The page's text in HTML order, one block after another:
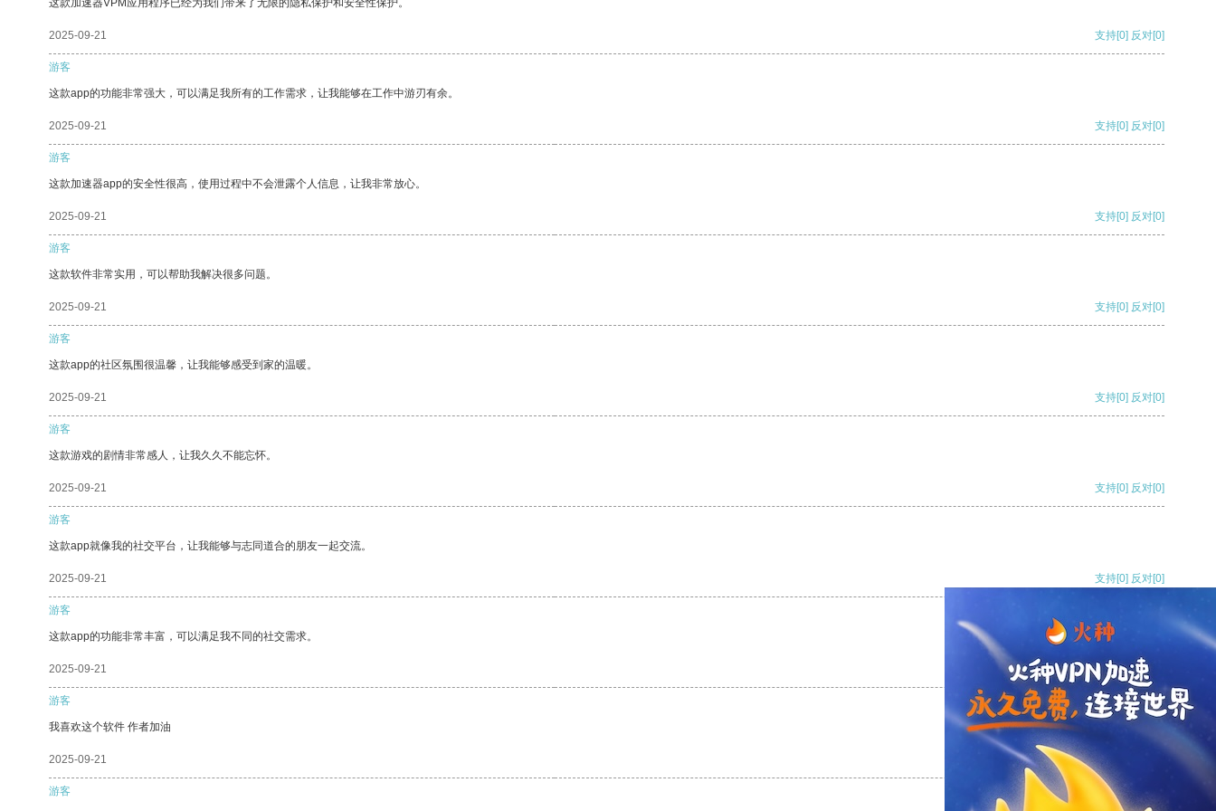
这款加速器VPM应用程序已经为我们带来了无限的隐私保护和安全性保护。
2025-09-21 支持[0] 反对[0]
游客
这款app的功能非常强大，可以满足我所有的工作需求，让我能够在工作中游刃有余。
2025-09-21 支持[0] 反对[0]
游客
这款加速器app的安全性很高，使用过程中不会泄露个人信息，让我非常放心。
2025-09-21 支持[0] 反对[0]
游客
这款软件非常实用，可以帮助我解决很多问题。
2025-09-21 支持[0] 反对[0]
游客
这款app的社区氛围很温馨，让我能够感受到家的温暖。
2025-09-21 支持[0] 反对[0]
游客
这款游戏的剧情非常感人，让我久久不能忘怀。
2025-09-21 支持[0] 反对[0]
游客
这款app就像我的社交平台，让我能够与志同道合的朋友一起交流。
2025-09-21 支持[0] 反对[0]
游客
这款app的功能非常丰富，可以满足我不同的社交需求。
2025-09-21 支持[0] 反对
游客
我喜欢这个软件 作者加油
2025-09-21 支持
游客